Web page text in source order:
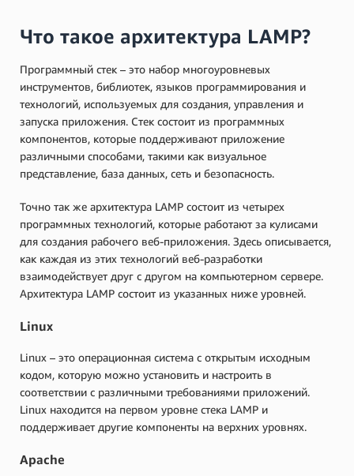
Что такое архитектура LAMP?
Программный стек – это набор многоуровневых
инструментов, библиотек, языков программирования и
технологий, используемых для создания, управления и
запуска приложения. Стек состоит из программных
компонентов, которые поддерживают приложение
различными способами, такими как визуальное
представление, база данных, сеть и безопасность.
Точно так же архитектура LAMP состоит из четырех
программных технологий, которые работают за кулисами
для создания рабочего веб-приложения. Здесь описывается,
как каждая из этих технологий веб-разработки
взаимодействует друг с другом на компьютерном сервере.
Архитектура LAMP состоит из указанных ниже уровней.
Linux
Linux – это операционная система с открытым исходным
кодом, которую можно установить и настроить в
соответствии с различными требованиями приложений.
Linux находится на первом уровне стека LAMP и
поддерживает другие компоненты на верхних уровнях.
Apache